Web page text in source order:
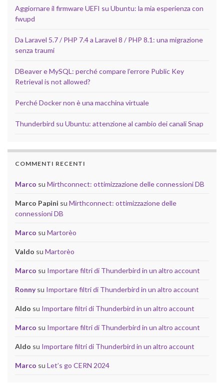
Aggiornare il firmware UEFI su Ubuntu: la mia esperienza con
fwupd
Da Laravel 5.7 / PHP 7.4 a Laravel 8 / PHP 8.1: una migrazione
senza traumi
DBeaver e MySQL: perché compare l’errore Public Key
Retrieval is not allowed?
Perché Docker non è una macchina virtuale
Thunderbird su Ubuntu: attenzione al cambio dei canali Snap
COMMENTI RECENTI
Marco su Mirthconnect: ottimizzazione delle connessioni DB
Marco Papini su Mirthconnect: ottimizzazione delle
connessioni DB
Marco su Martorèo
Valdo su Martorèo
Marco su Importare filtri di Thunderbird in un altro account
Ronnysu Importare filtri di Thunderbird in un altro account
Aldo su Importare filtri di Thunderbird in un altro account
Marco su Importare filtri di Thunderbird in un altro account
Aldo su Importare filtri di Thunderbird in un altro account
Marco su Let’s go CERN 2024